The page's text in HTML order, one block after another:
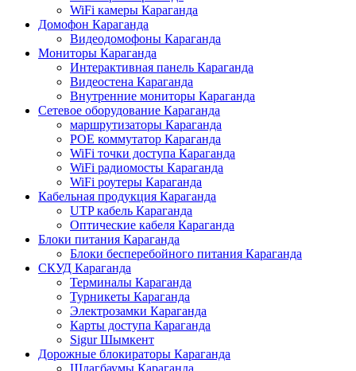
WiFi камеры Караганда
Домофон Караганда
Видеодомофоны Караганда
Мониторы Караганда
Интерактивная панель Караганда
Видеостена Караганда
Внутренние мониторы Караганда
Сетевое оборудование Караганда
маршрутизаторы Караганда
POE коммутатор Караганда
WiFi точки доступа Караганда
WiFi радиомосты Караганда
WiFi роутеры Караганда
Кабельная продукция Караганда
UTP кабель Караганда
Оптические кабеля Караганда
Блоки питания Караганда
Блоки бесперебойного питания Караганда
СКУД Караганда
Терминалы Караганда
Турникеты Караганда
Электрозамки Караганда
Карты доступа Караганда
Sigur Шымкент
Дорожные блокираторы Караганда
Шлагбаумы Караганда